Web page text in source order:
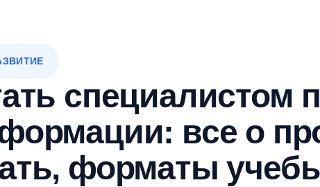
специалистом
все о
форматы